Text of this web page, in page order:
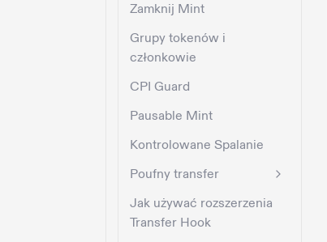
Zamknij Mint
Grupy tokenów i
członkowie
CPI Guard
Pausable Mint
Kontrolowane Spalanie
Poufny transfer
Jak używać rozszerzenia
Transfer Hook